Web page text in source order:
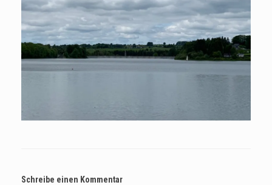
Schreibe einen Kommentar